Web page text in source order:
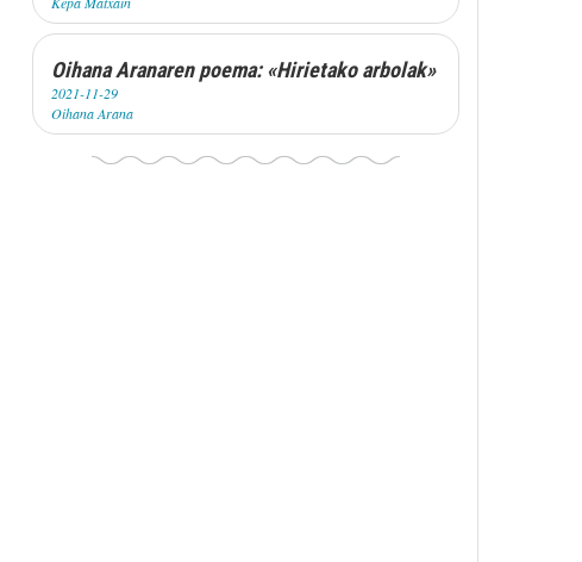
Oihana Aranaren poema: «Hirietako arbolak»
2021-11-29
Oihana Arana